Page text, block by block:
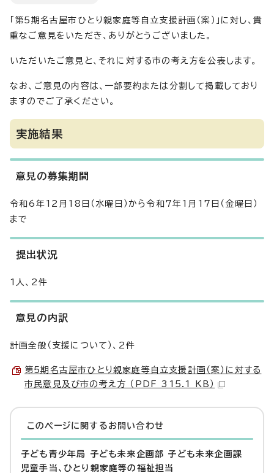
「第5期名古屋市ひとり親家庭等自立支援計画（案）」に対し、貴
重なご意見をいただき、ありがとうございました。
いただいたご意見と、それに対する市の考え方を公表します。
なお、ご意見の内容は、一部要約または分割して掲載しており
ますのでご了承ください。
実施結果
意見の募集期間
令和6年12月18日（水曜日）から令和7年1月17日（金曜日）
まで
提出状況
1人、2件
意見の内訳
計画全般（支援について）、2件
第5期名古屋市ひとり親家庭等自立支援計画（案）に対する
市民意見及び市の考え方 （PDF 315.1 KB）
このページに関する お問い合わせ
子ども青少年局 子ども未来企画部 子ども未来企画課
児童手当、ひとり親家庭等の福祉担当